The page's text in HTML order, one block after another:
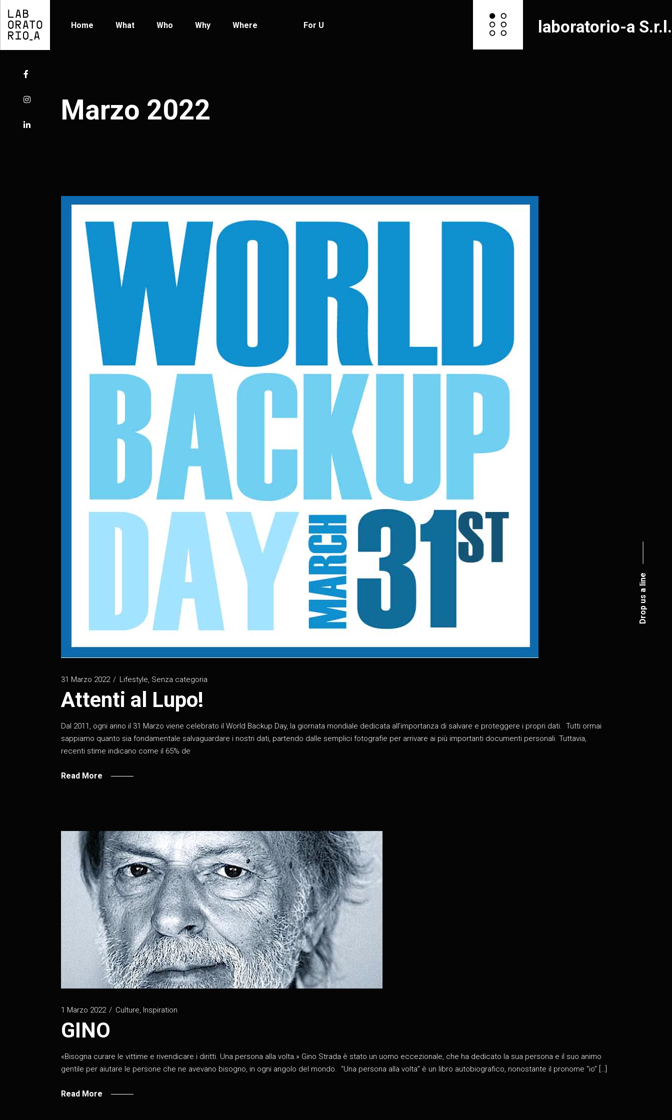
Home What Who Why Where For U laboratorio-a S.r.l.
Marzo 2022
31 Marzo 2022 Lifestyle, Senza categoria
Attenti al Lupo!
Dal 2011, ogni anno il 31 Marzo viene celebrato il World Backup Day, la giornata mondiale dedicata all’importanza di salvare e proteggere i propri dati. Tutti ormai
sappiamo quanto sia fondamentale salvaguardare i nostri dati, partendo dalle semplici fotografie per arrivare ai più importanti documenti personali. Tuttavia,
recenti stime indicano come il 65% de
Read More
1 Marzo 2022 Culture, Inspiration
GINO
«Bisogna curare le vittime e rivendicare i diritti. Una persona alla volta.» Gino Strada è stato un uomo eccezionale, che ha dedicato la sua persona e il suo animo
gentile per aiutare le persone che ne avevano bisogno, in ogni angolo del mondo. “Una persona alla volta” è un libro autobiografico, nonostante il pronome “io” […]
Read More
Drop us a line